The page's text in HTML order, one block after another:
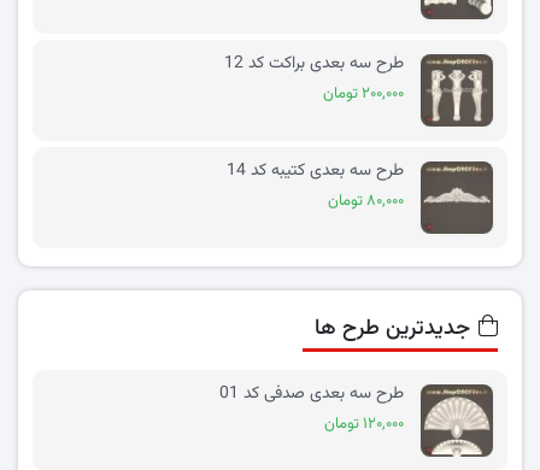
طرح سه بعدی براکت کد 12
۲۰۰,۰۰۰ تومان
طرح سه بعدی کتیبه کد 14
۸۰,۰۰۰ تومان
جدیدترین طرح ها
طرح سه بعدی صدفی کد 01
۱۲۰,۰۰۰ تومان